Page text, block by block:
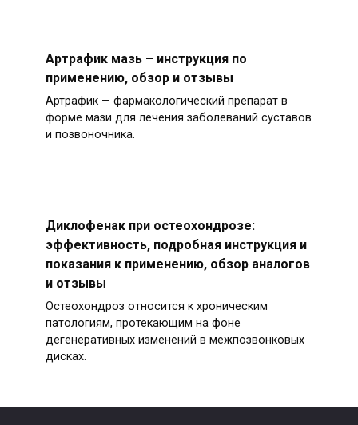
Артрафик мазь – инструкция по
применению, обзор и отзывы
Артрафик — фармакологический препарат в
форме мази для лечения заболеваний суставов
и позвоночника.
Диклофенак при остеохондрозе:
эффективность, подробная инструкция и
показания к применению, обзор аналогов
и отзывы
Остеохондроз относится к хроническим
патологиям, протекающим на фоне
дегенеративных изменений в межпозвонковых
дисках.